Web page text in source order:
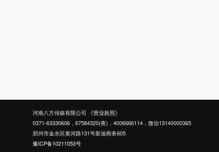
河南八方传媒有限公司
《营业执照》
0371-63330606，67584320(夜)，4006666114，微信13140000365
郑州市金水区黄河路131号新迪商务605
豫ICP备10211053号